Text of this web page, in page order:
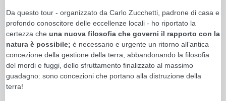
Da questo tour - organizzato da Carlo Zucchetti, padrone di casa e
profondo conoscitore delle eccellenze locali - ho riportato la
certezza che una nuova filosofia che governi il rapporto con la
natura è possibile; è necessario e urgente un ritorno all’antica
concezione della gestione della terra, abbandonando la filosofia
del mordi e fuggi, dello sfruttamento finalizzato al massimo
guadagno: sono concezioni che portano alla distruzione della
terra!